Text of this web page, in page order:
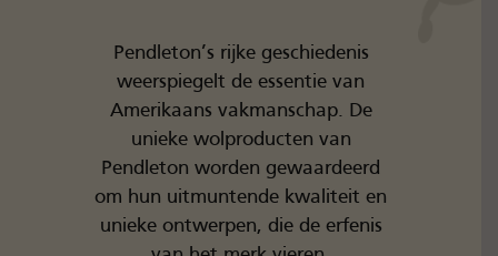
Pendleton’s rijke geschiedenis
weerspiegelt de essentie van
Amerikaans vakmanschap. De
unieke wolproducten van
Pendleton worden gewaardeerd
om hun uitmuntende kwaliteit en
unieke ontwerpen, die de erfenis